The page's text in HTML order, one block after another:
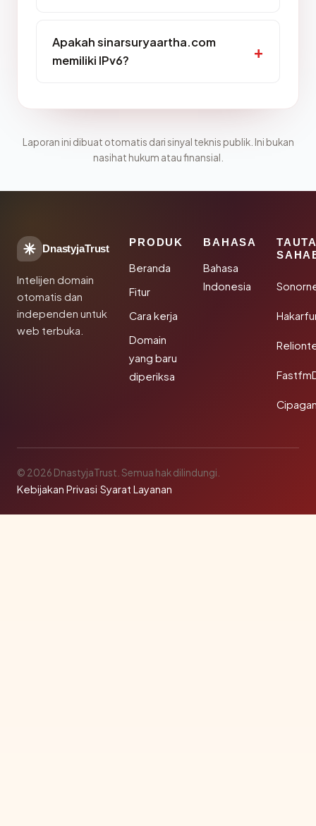
Apakah sinarsuryaartha.com
memiliki IPv6?
Laporan ini dibuat otomatis dari sinyal teknis publik. Ini bukan
nasihat hukum atau finansial.
DnastyjaTrust
Intelijen domain
otomatis dan
independen untuk
web terbuka.
PRODUK
Beranda
Fitur
Cara kerja
Domain
yang baru
diperiksa
BAHASA
Bahasa
Indonesia
© 2026 DnastyjaTrust. Semua hak dilindungi.
Kebijakan Privasi·Syarat Layanan